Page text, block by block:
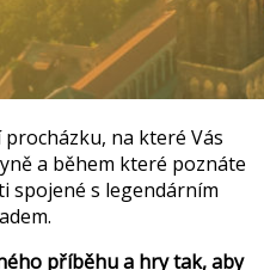
na které Vás
a během které poznáte
spojené s legendárním
příběhu a hry tak, aby